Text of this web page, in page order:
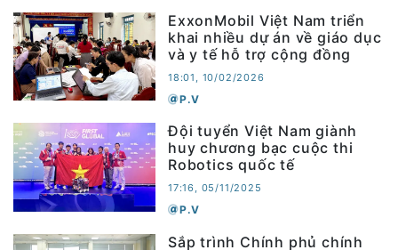
ExxonMobil Việt Nam triển
khai nhiều dự án về giáo dục
và y tế hỗ trợ cộng đồng
18:01, 10/02/2026
P.V
Đội tuyển Việt Nam giành
huy chương bạc cuộc thi
Robotics quốc tế
17:16, 05/11/2025
P.V
Sắp trình Chính phủ chính